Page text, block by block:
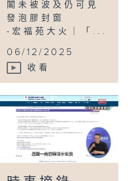
閣未被波及仍可見
發泡膠封窗
-宏福苑大火｜「...
06/12/2025
收看